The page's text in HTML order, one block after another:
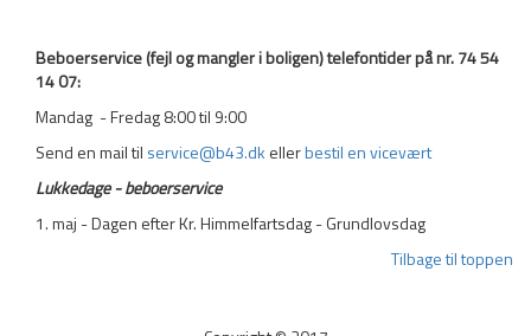
Beboerservice (fejl og mangler i boligen) telefontider på nr. 74 54
14 07:
Mandag - Fredag 8:00 til 9:00
Send en mail til service@b43.dk ellerbestil en vicevært
Lukkedage - beboerservice
1. maj - Dagen efter Kr. Himmelfartsdag - Grundlovsdag
Tilbage til toppen